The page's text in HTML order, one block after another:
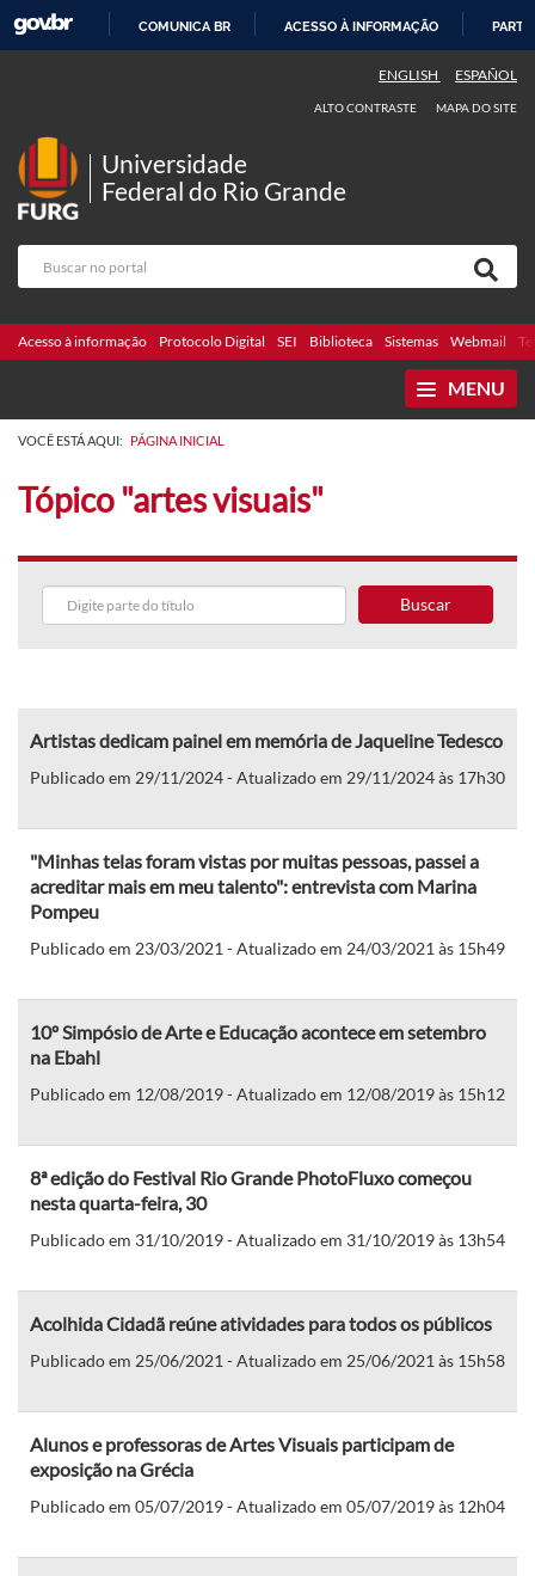
COMUNICA BR ACESSO À INFORMAÇÃO
ENGLISH ESPAÑOL
ALTO CONTRASTE MAPA DO SITE
Universidade
Federal do Rio Grande
Acesso à informação Protocolo Digital SEI Biblioteca Sistemas Webmail
MENU
VOCÊ ESTÁ AQUI: PÁGINA INICIAL
Tópico "artes visuais"
Buscar
Artistas dedicam painel em memória de Jaqueline Tedesco
Publicado em 29/11/2024 - Atualizado em 29/11/2024 às 17h30
"Minhas telas foram vistas por muitas pessoas, passei a
acreditar mais em meu talento": entrevista com Marina
Pompeu
Publicado em 23/03/2021 - Atualizado em 24/03/2021 às 15h49
10º Simpósio de Arte e Educação acontece em setembro
na Ebahl
Publicado em 12/08/2019 - Atualizado em 12/08/2019 às 15h12
8ª edição do Festival Rio Grande PhotoFluxo começou
nesta quarta-feira, 30
Publicado em 31/10/2019 - Atualizado em 31/10/2019 às 13h54
Acolhida Cidadã reúne atividades para todos os públicos
Publicado em 25/06/2021 - Atualizado em 25/06/2021 às 15h58
Alunos e professoras de Artes Visuais participam de
exposição na Grécia
Publicado em 05/07/2019 - Atualizado em 05/07/2019 às 12h04